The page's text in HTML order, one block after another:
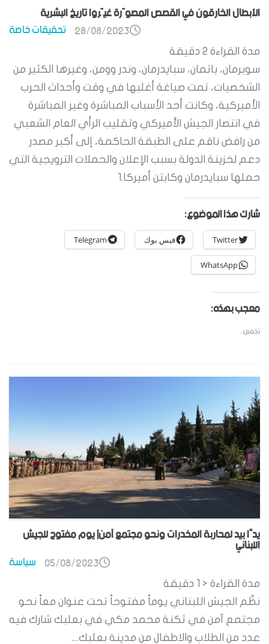
الأبطال الخارقون في القصص المصوّرة غيّروا تاريخ البشرية
تحقيقات خاصة 28/08/2023
مدة القراءة 2 دقيقة
سوبرمان، باتمان، سبايدرمان، وندر وومن، وغيرها الكثير من
الشخصيات، تمت صياغة أغلبها في وقت وأحداث الحرب
الأميركية، وكانت أحد الأسباب المباشرة وغير المباشرة
في انتصار الجيش الأميركي وتقليب الرأي العام الشعبي
من رافض ناقم على الطبقة الحاكمة، إلى أكبر مصدر
دعم لخزينة الدولة بسبب الإعلان والحملات الترويجية التي
حملها سبايدرمان وكابتن أميركا.1
شارك هذا الموضوع:
Twitter فيس بوك Telegram
WhatsApp
معجب بهذه:
تحميل...
يدًا بيد لمحاربة المخدرات ونحو مجتمع آمن| يوم مفتوح للجيش
اللبناني
سياسة 05/08/2023
مدة القراءة < 1
دقيقة
نظّم الجيش اللبناني يوماً مفتوحاً تحت عنوان معاً نحو
مجتمع آمن في ثكنة محمد مكي في بعلبك شارك فيه
عدد من الطلاب والاطفال من مدينة بعلبك....